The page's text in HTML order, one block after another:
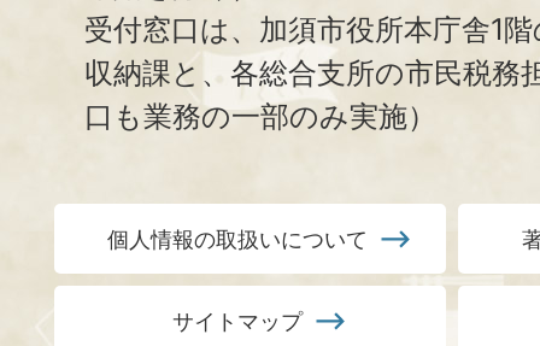
受付窓口は、加須市役所本庁舎1
収納課と、 各総合支所の市民税務
口も業務の一部のみ実施）
個人情報の取扱いについて
サイトマップ